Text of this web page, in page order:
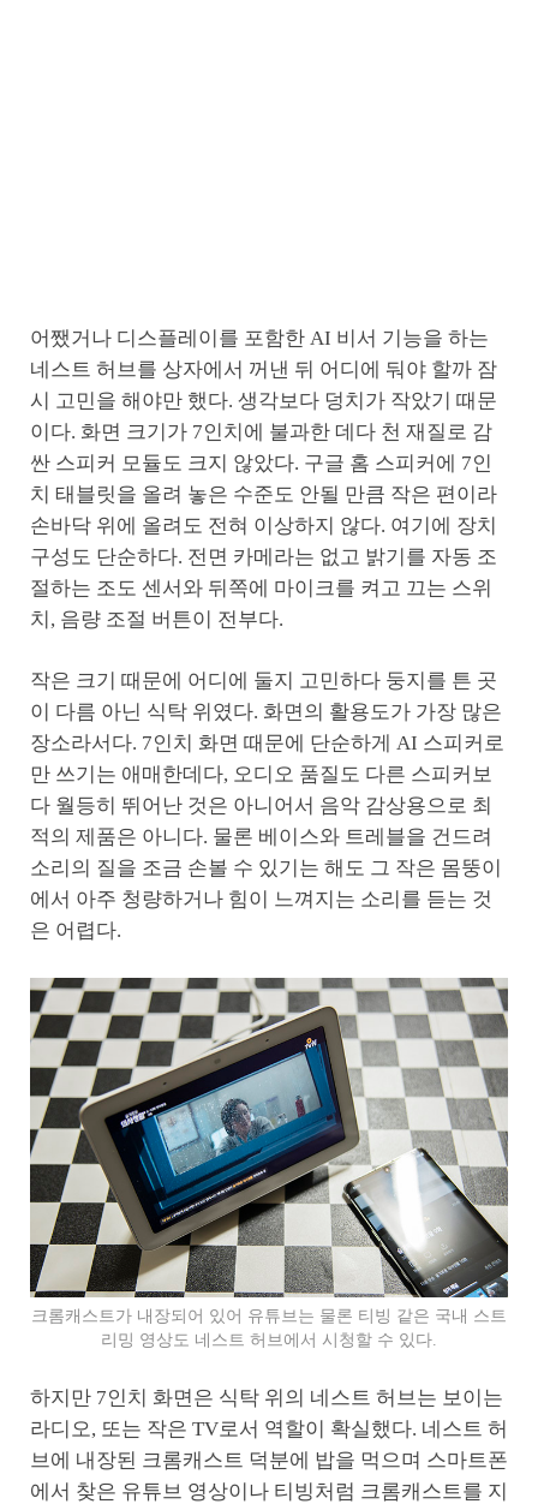
어쨌거나 디스플레이를 포함한 AI 비서 기능을 하는
네스트 허브를 상자에서 꺼낸 뒤 어디에 둬야 할까 잠
시 고민을 해야만 했다. 생각보다 덩치가 작았기 때문
이다. 화면 크기가 7인치에 불과한 데다 천 재질로 감
싼 스피커 모듈도 크지 않았다. 구글 홈 스피커에 7인
치 태블릿을 올려 놓은 수준도 안될 만큼 작은 편이라
손바닥 위에 올려도 전혀 이상하지 않다. 여기에 장치
구성도 단순하다. 전면 카메라는 없고 밝기를 자동 조
절하는 조도 센서와 뒤쪽에 마이크를 켜고 끄는 스위
치, 음량 조절 버튼이 전부다.
작은 크기 때문에 어디에 둘지 고민하다 둥지를 튼 곳
이 다름 아닌 식탁 위였다. 화면의 활용도가 가장 많은
장소라서다. 7인치 화면 때문에 단순하게 AI 스피커로
만 쓰기는 애매한데다, 오디오 품질도 다른 스피커보
다 월등히 뛰어난 것은 아니어서 음악 감상용으로 최
적의 제품은 아니다. 물론 베이스와 트레블을 건드려
소리의 질을 조금 손볼 수 있기는 해도 그 작은 몸뚱이
에서 아주 청량하거나 힘이 느껴지는 소리를 듣는 것
은 어렵다.
크롬캐스트가 내장되어 있어 유튜브는 물론 티빙 같은 국내 스트
리밍 영상도 네스트 허브에서 시청할 수 있다.
하지만 7인치 화면은 식탁 위의 네스트 허브는 보이는
라디오, 또는 작은 TV로서 역할이 확실했다. 네스트 허
브에 내장된 크롬캐스트 덕분에 밥을 먹으며 스마트폰
에서 찾은 유튜브 영상이나 티빙처럼 크롬캐스트를 지